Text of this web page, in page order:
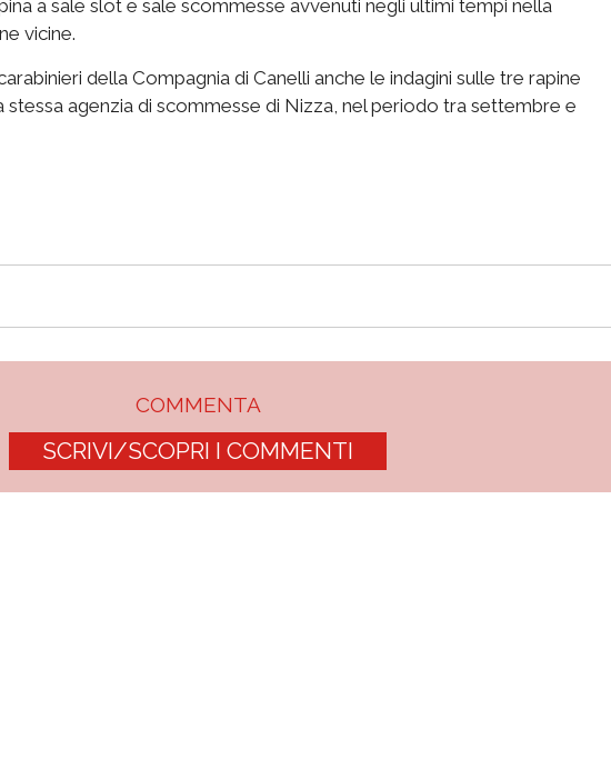
a sale slot e sale scommesse avvenuti negli ultimi tempi nella
vicine.
della Compagnia di Canelli anche le indagini sulle tre rapine
stessa agenzia di scommesse di Nizza, nel periodo tra settembre e
COMMENTA
SCRIVI/SCOPRI I COMMENTI